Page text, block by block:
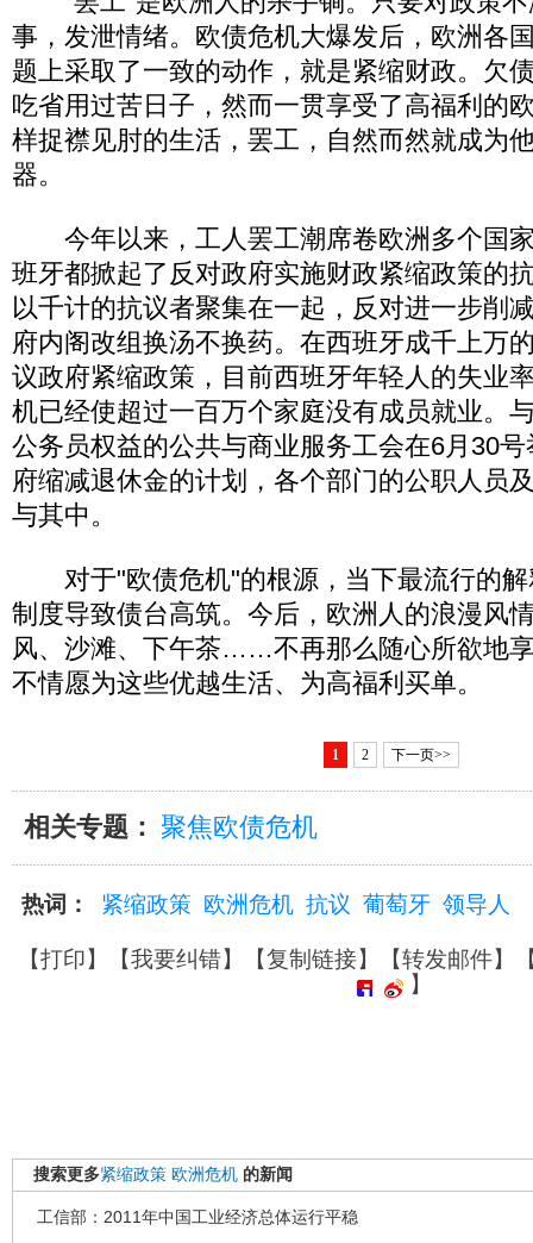
事，发泄情绪。欧债危机大爆发后，欧洲各
题上采取了一致的动作，就是紧缩财政。欠
吃省用过苦日子，然而一贯享受了高福利的
样捉襟见肘的生活，罢工，自然而然就成为
器。
今年以来，工人罢工潮席卷欧洲多个国
班牙都掀起了反对政府实施财政紧缩政策的
以千计的抗议者聚集在一起，反对进一步削
府内阁改组换汤不换药。在西班牙成千上万
议政府紧缩政策，目前西班牙年轻人的失业
机已经使超过一百万个家庭没有成员就业。
公务员权益的公共与商业服务工会在6月30
府缩减退休金的计划，各个部门的公职人员
与其中。
对于"欧债危机"的根源，当下最流行的解
制度导致债台高筑。今后，欧洲人的浪漫风
风、沙滩、下午茶……不再那么随心所欲地
不情愿为这些优越生活、为高福利买单。
1 2 下一页>>
相关专题： 聚焦欧债危机
热词： 紧缩政策 欧洲危机 抗议 葡萄牙 领导人
【打印】【我要纠错】【复制链接】【转发邮件】
】
搜索更多紧缩政策 欧洲危机 的新闻
工信部：2011年中国工业经济总体运行平稳